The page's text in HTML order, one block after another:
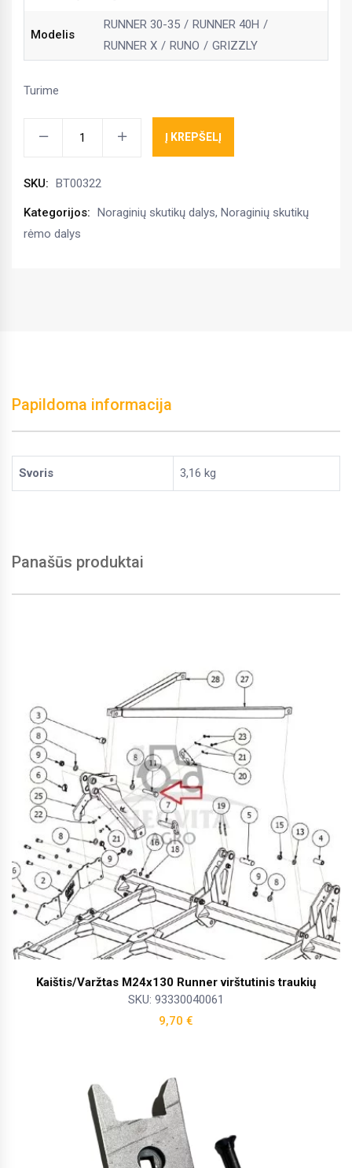
Modelis
RUNNER 30-35
RUNNER 40H
RUNNER X
RUNO GRIZZLY
Turime
80x80
mm,
L=
Į KREPŠELĮ
SKU: BT00322
Kategorijos: Noraginių skutikų dalys, Noraginių skutikų
rėmo dalys
Papildoma informacija
Svoris 3,16 kg
Panašūs produktai
Kaištis/Varžtas M24x130 Runner virštutinis traukių
SKU: 93330040061
9,70 €